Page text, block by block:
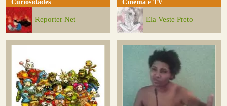
Curiosidades
Reporter Net
Cinema e TV
Ela Veste Preto